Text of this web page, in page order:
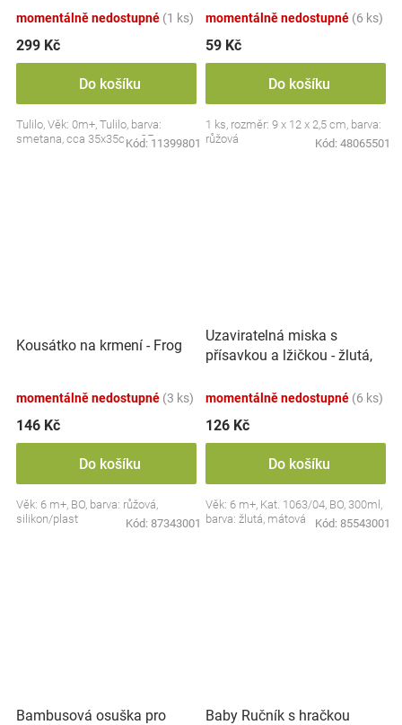
momentálně nedostupné (1 ks)
299 Kč
Do košíku
Tulilo, Věk: 0m+, Tulilo, barva:
smetana, cca 35x35cm, CE
Kód: 11399801
momentálně nedostupné (6 ks)
59 Kč
Do košíku
1 ks, rozměr: 9 x 12 x 2,5 cm, barva:
růžová
Kód: 48065501
Kousátko na krmení - Frog
momentálně nedostupné (3 ks)
146 Kč
Do košíku
Věk: 6 m+, BO, barva: růžová,
silikon/plast
Kód: 87343001
Uzaviratelná miska s
přísavkou a lžičkou - žlutá,
momentálně nedostupné (6 ks)
126 Kč
Do košíku
Věk: 6 m+, Kat. 1063/04, BO, 300ml,
barva: žlutá, mátová
Kód: 85543001
Bambusová osuška pro
Baby Ručník s hračkou